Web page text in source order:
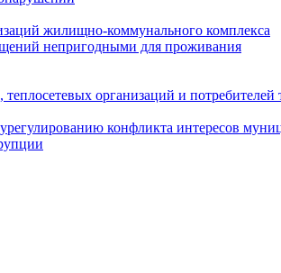
жилищно-коммунального комплекса
непригодными для проживания
организаций и потребителей
конфликта интересов